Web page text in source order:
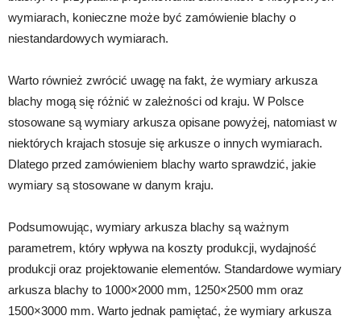
wymiarach, konieczne może być zamówienie blachy o
niestandardowych wymiarach.
Warto również zwrócić uwagę na fakt, że wymiary arkusza
blachy mogą się różnić w zależności od kraju. W Polsce
stosowane są wymiary arkusza opisane powyżej, natomiast w
niektórych krajach stosuje się arkusze o innych wymiarach.
Dlatego przed zamówieniem blachy warto sprawdzić, jakie
wymiary są stosowane w danym kraju.
Podsumowując, wymiary arkusza blachy są ważnym
parametrem, który wpływa na koszty produkcji, wydajność
produkcji oraz projektowanie elementów. Standardowe wymiary
arkusza blachy to 1000×2000 mm, 1250×2500 mm oraz
1500×3000 mm. Warto jednak pamiętać, że wymiary arkusza